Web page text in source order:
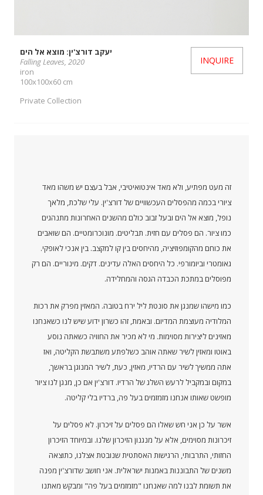
יעקב דורצ'ין: מוצא אל הים
Falling Leaves, 2020
iron
100x100x60 cm
Private Collection
INQUIRE
זה מעט מפתיע, ולא מאד אינטואיטיבי, אבל בעצם יש משהו מאד
ציורי בכמה מהפסלים העכשוויים של דורצ'ין. עלי שלכת, מלאך
נופל, מוצא אל הים ובעל זבוב כולם מהשנים האחרונות מתנהגים
כמו ציור. הם פסלים עם חזית. תבליטים. מונוכרומטיים. הם שואבים
את כוחם מהקומפוזיציה, מהיחסים בין קו למקצב. בין אנכי לאופקי.
גאומטרי וביומורפי. כל היחסים האלה עדינים. דקים. מינוריים. הם רק
מפוסלים במתכת הכבדה הגסה והמחלידה.
כמו מישהו שמנגן את סונטת ליל ירח בטובה. המאזין מפרק את רכות
המלודיה מעוצמת המדיום. ובאמת, זהו כשרון ידוע שיש לנו כשאנחנו
מאזינים ליצירות מסוימות. מי לא מכיר את החוויה כשאתה נוסע
באוטו ומאזין לשיר שאתה אוהב כשלפתע משתבשת הקליטה, ואז
אתה ממשיך לשיר עם הרדיו, מאזין, כעת, לשיר המנוגן בראשך,
במקום ובמקביל לרעש השלג של הרדיו. דורצ'ין אם כן, מנגן לנו ציור
מופשט שאותו אנחנו מזמזמים בעל פה, ברדיו בלי קליטה.
אשר על כן אני חש שאלו הם פסלים על זיכרון. לא פסלים על
זיכרונות מסוימים, אלא על מנגנון הזיכרון שלנו. ובמיוחד הזיכרון
החזותי, התרבותי, הרגישות האסתטית שנובטת אצלנו, כתוצאה
משנים של התבוננות באמנות ישראלית. אני חושב שדורצ'ין מפנה
את תשומת לבנו למה שאנחנו "מזמזמים בעל פה" ומבקש מאתנו